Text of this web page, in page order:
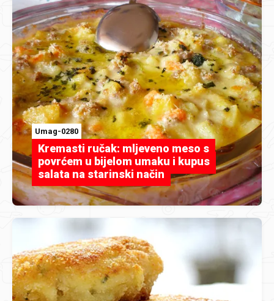
Umag-0280
Kremasti ručak: mljeveno meso s
povrćem u bijelom umaku i kupus
salata na starinski način